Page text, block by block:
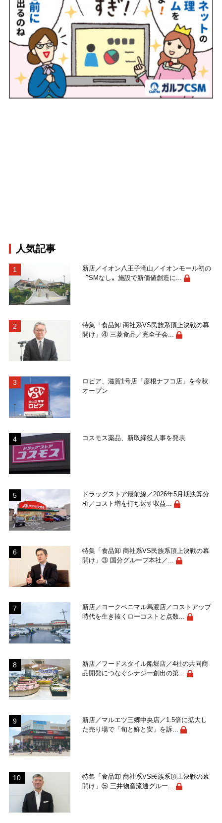
人気記事
新店／イオン八王子滝山／イオンモール初の
〝SMなし〟施設で新価値創造に...
特集「食品卸 商社系VS民族系頂上決戦の幕
開け」④ 三菱食品／完全子会...
ロピア、滋賀1号店「彦根ナフコ店」を今秋
オープン
コスモス薬品、新取締役人事を発表
ドラッグストア最前線／2026年5月期決算分
析／コスト増を打ち返す収益...
特集「食品卸 商社系VS民族系頂上決戦の幕
開け」③ 国分グループ本社／...
新店／ヨークベニマル馬渡店／コストアップ
時代を生き抜くローコストと点数...
新店／フードスタイル船堀店／4社の共同商
品開発につなぐシナジー創出の第...
新店／マルエツ三郷中央店／1.5倍に拡大し
た売り場で「旬と鮮と安」を訴...
特集「食品卸 商社系VS民族系頂上決戦の幕
開け」⑤ 三井物産流通グルー...